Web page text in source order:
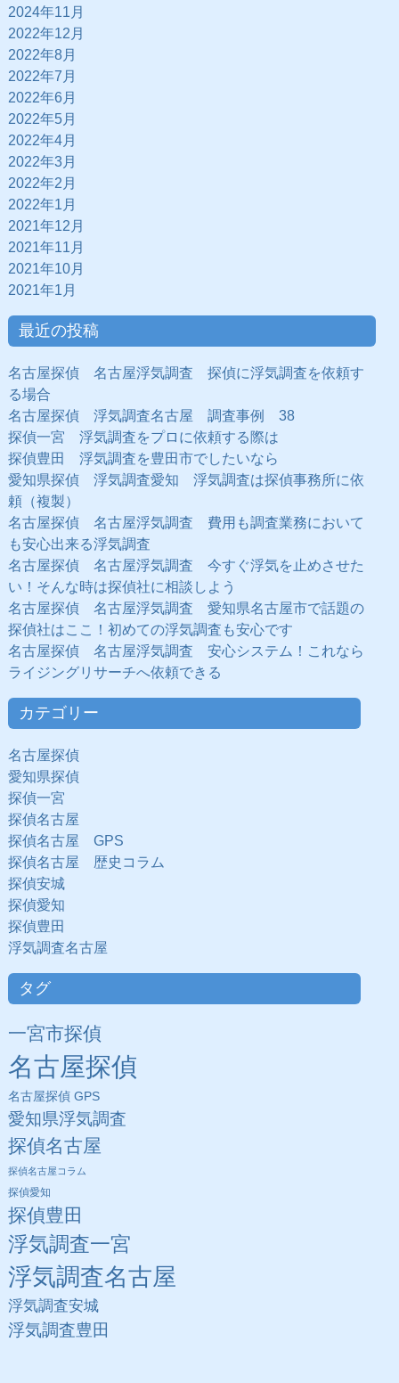
2024年11月
2022年12月
2022年8月
2022年7月
2022年6月
2022年5月
2022年4月
2022年3月
2022年2月
2022年1月
2021年12月
2021年11月
2021年10月
2021年1月
最近の投稿
名古屋探偵 名古屋浮気調査 探偵に浮気調査を依頼す
る場合
名古屋探偵 浮気調査名古屋 調査事例 38
探偵一宮 浮気調査をプロに依頼する際は
探偵豊田 浮気調査を豊田市でしたいなら
愛知県探偵 浮気調査愛知 浮気調査は探偵事務所に依
頼（複製）
名古屋探偵 名古屋浮気調査 費用も調査業務において
も安心出来る浮気調査
名古屋探偵 名古屋浮気調査 今すぐ浮気を止めさせた
い！そんな時は探偵社に相談しよう
名古屋探偵 名古屋浮気調査 愛知県名古屋市で話題の
探偵社はここ！初めての浮気調査も安心です
名古屋探偵 名古屋浮気調査 安心システム！これなら
ライジングリサーチへ依頼できる
カテゴリー
名古屋探偵
愛知県探偵
探偵一宮
探偵名古屋
探偵名古屋 GPS
探偵名古屋 歴史コラム
探偵安城
探偵愛知
探偵豊田
浮気調査名古屋
タグ
一宮市探偵
名古屋探偵
名古屋探偵 GPS
愛知県浮気調査
探偵名古屋
探偵名古屋コラム
探偵愛知
探偵豊田
浮気調査一宮
浮気調査名古屋
浮気調査安城
浮気調査豊田